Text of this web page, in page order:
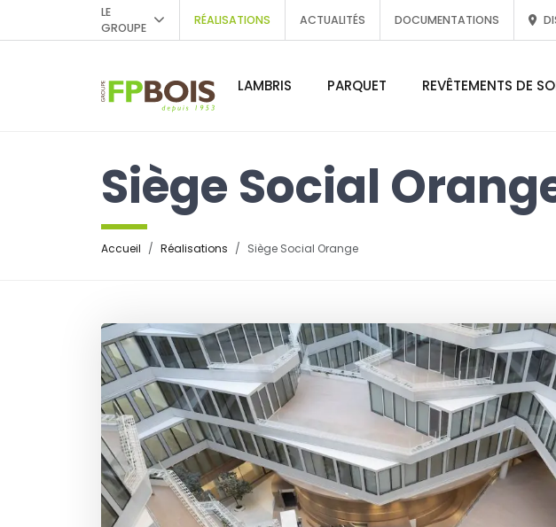
LE
GROUPE
RÉALISATIONS ACTUALITÉS DOCUMENTATIONS
LAMBRIS PARQUET REVÊTEMENTS DE
Siège Social
Accueil Réalisations Siège Social Orange